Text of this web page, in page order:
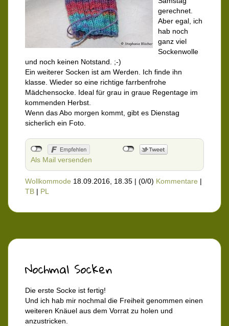
gerechnet.
Aber egal, ich
hab noch
ganz viel
Sockenwolle
und noch keinen Notstand. ;-)
Ein weiterer Socken ist am Werden. Ich finde ihn
klasse. Wieder so eine richtige farrbenfrohe
Mädchensocke. Ideal für grau in graue Regentage im
kommenden Herbst.
Wenn das Abo morgen kommt, gibt es Dienstag
sicherlich ein Foto.
Als Mail versenden
Wollkommode 18.09.2016, 18.35 | (0/0) Kommentare |
TB | PL
Nochmal Socken
Die erste Socke ist fertig!
Und ich hab mir nochmal die Freiheit genommen einen
weiteren Knäuel aus dem Vorrat zu holen und
anzustricken.